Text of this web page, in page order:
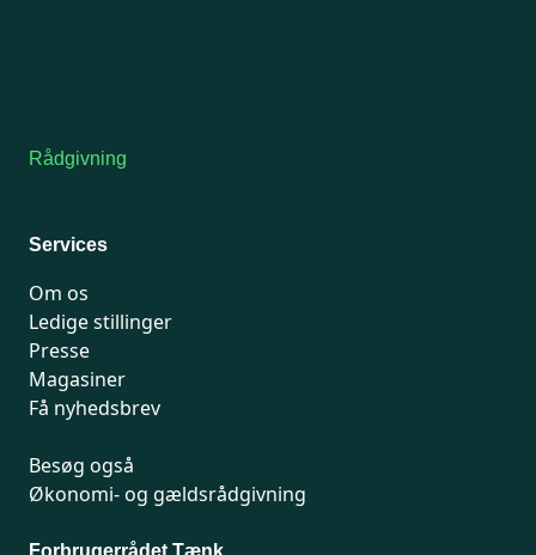
Rådgivning
Services
Om os
Ledige stillinger
Presse
Magasiner
Få nyhedsbrev
Besøg også
Økonomi- og gældsrådgivning